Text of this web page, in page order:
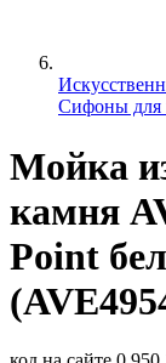
Сифоны для
Мойка
камня
Point